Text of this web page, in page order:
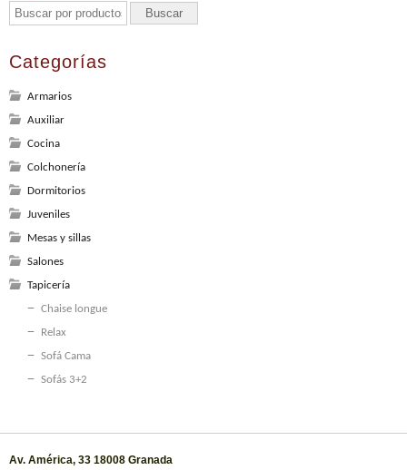
Categorías
Armarios
Auxiliar
Cocina
Colchonería
Dormitorios
Juveniles
Mesas y sillas
Salones
Tapicería
Chaise longue
Relax
Sofá Cama
Sofás 3+2
Av. América, 33 18008 Granada